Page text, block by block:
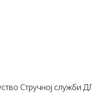
Стручној служби